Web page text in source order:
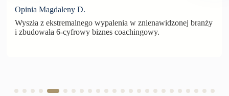
Opinia Magdaleny D.
Wyszła z ekstremalnego wypalenia w znienawidzonej branży
i zbudowała 6-cyfrowy biznes coachingowy.